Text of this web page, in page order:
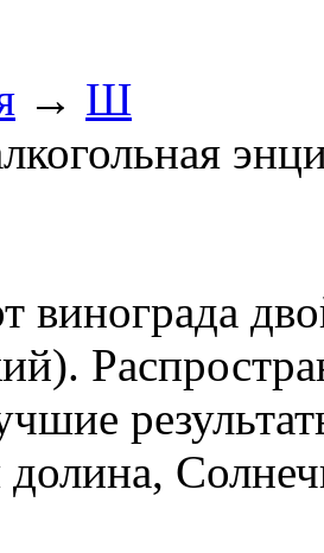
→ Ш
винограда
долина,